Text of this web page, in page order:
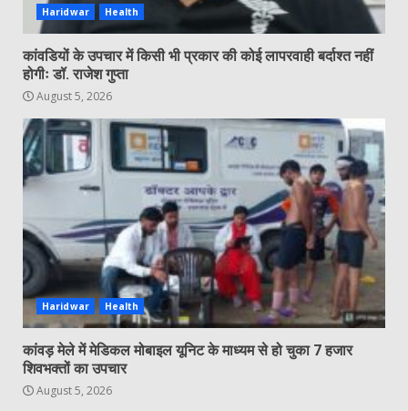
Haridwar Health
कांवडियों के उपचार में किसी भी प्रकार की कोई लापरवाही बर्दाश्त नहीं
होगीः डॉ. राजेश गुप्ता
August 5, 2026
Haridwar Health
कांवड़ मेले में मेडिकल मोबाइल यूनिट के माध्यम से हो चुका 7 हजार
शिवभक्तों का उपचार
August 5, 2026